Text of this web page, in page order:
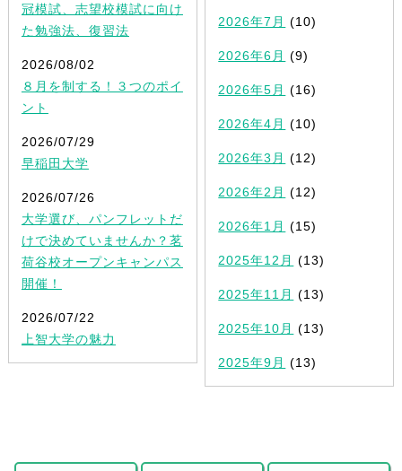
冠模試、志望校模試に向け
た勉強法、復習法
2026/08/02
８月を制する！３つのポイ
ント
2026/07/29
早稲田大学
2026/07/26
大学選び、パンフレットだ
けで決めていませんか？茗
荷谷校オープンキャンパス
開催！
2026/07/22
上智大学の魅力
2026年7月 (10)
2026年6月 (9)
2026年5月 (16)
2026年4月 (10)
2026年3月 (12)
2026年2月 (12)
2026年1月 (15)
2025年12月 (13)
2025年11月 (13)
2025年10月 (13)
2025年9月 (13)